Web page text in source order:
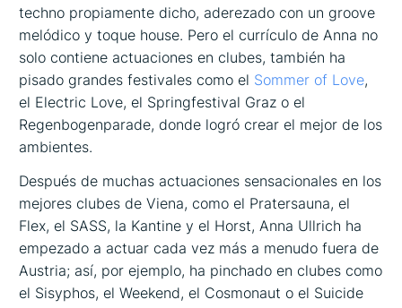
techno propiamente dicho, aderezado con un groove
melódico y toque house. Pero el currículo de Anna no
solo contiene actuaciones en clubes, también ha
pisado grandes festivales como el Sommer of Love,
el Electric Love, el Springfestival Graz o el
Regenbogenparade, donde logró crear el mejor de los
ambientes.
Después de muchas actuaciones sensacionales en los
mejores clubes de Viena, como el Pratersauna, el
Flex, el SASS, la Kantine y el Horst, Anna Ullrich ha
empezado a actuar cada vez más a menudo fuera de
Austria; así, por ejemplo, ha pinchado en clubes como
el Sisyphos, el Weekend, el Cosmonaut o el Suicide